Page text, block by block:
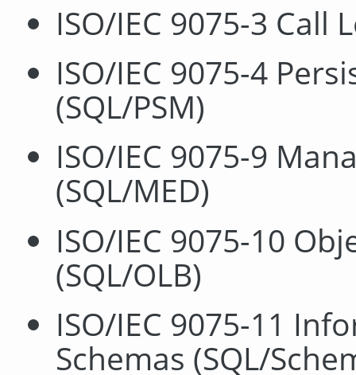
ISO/IEC 9075-3 Call
ISO/IEC 9075-4
(SQL/PSM)
ISO/IEC 9075-9
(SQL/MED)
ISO/IEC 9075-10
(SQL/OLB)
ISO/IEC 9075-11
Schemas (SQL/